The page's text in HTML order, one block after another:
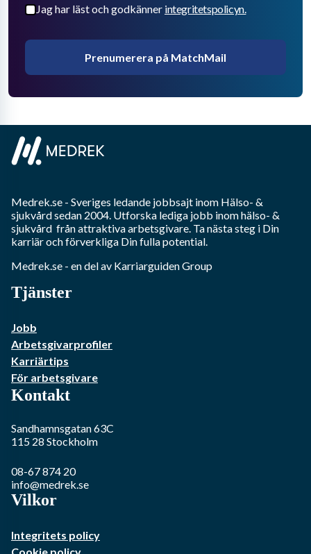
Jag har läst och godkänner integritetspolicyn.
Prenumerera på MatchMail
Medrek.se - Sveriges ledande jobbsajt inom Hälso- &
sjukvårdsedan 2004. Utforska lediga jobb inomhälso- &
sjukvård från attraktiva arbetsgivare. Ta nästa steg i Din
karriär och förverkliga Din fulla potential.
Medrek.se - en del av Karriarguiden Group
Tjänster
Jobb
Arbetsgivarprofiler
Karriärtips
För arbetsgivare
Kontakt
Sandhamnsgatan 63C
115 28 Stockholm
08-67 874 20
info@medrek.se
Vilkor
Integritets policy